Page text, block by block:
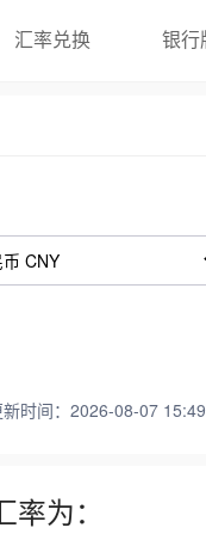
汇率兑换 银行
新时间：2026-08-07
为：